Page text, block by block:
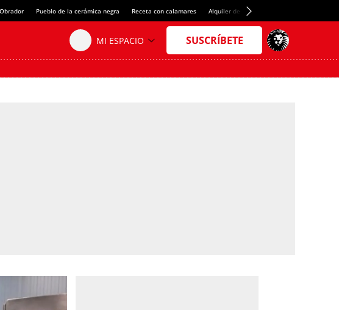
Pueblo de la cerámica negra Receta con calamares Alquiler de habitaciones en España